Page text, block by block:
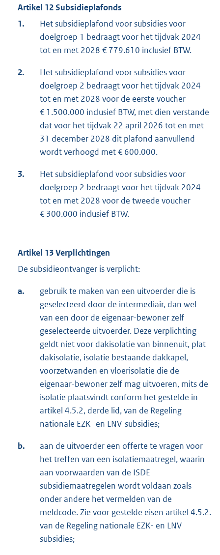
Artikel 12 Subsidieplafonds
1.
Het subsidieplafond voor subsidies voor
doelgroep 1 bedraagt voor het tijdvak 2024
tot en met 2028 € 779.610 inclusief BTW.
2.
Het subsidieplafond voor subsidies voor
doelgroep 2 bedraagt voor het tijdvak 2024
tot en met 2028 voor de eerste voucher
€ 1.500.000 inclusief BTW, met dien verstande
dat voor het tijdvak 22 april 2026 tot en met
31 december 2028 dit plafond aanvullend
wordt verhoogd met € 600.000.
3.
Het subsidieplafond voor subsidies voor
doelgroep 2 bedraagt voor het tijdvak 2024
tot en met 2028 voor de tweede voucher
€ 300.000 inclusief BTW.
Artikel 13 Verplichtingen
De subsidieontvanger is verplicht:
a.
gebruik te maken van een uitvoerder die is
geselecteerd door de intermediair, dan wel
van een door de eigenaar-bewoner zelf
geselecteerde uitvoerder. Deze verplichting
geldt niet voor dakisolatie van binnenuit, plat
dakisolatie, isolatie bestaande dakkapel,
voorzetwanden en vloerisolatie die de
eigenaar-bewoner zelf mag uitvoeren, mits de
isolatie plaatsvindt conform het gestelde in
artikel 4.5.2, derde lid, van de Regeling
nationale EZK- en LNV-subsidies;
b.
aan de uitvoerder een offerte te vragen voor
het treffen van een isolatiemaatregel, waarin
aan voorwaarden van de ISDE
subsidiemaatregelen wordt voldaan zoals
onder andere het vermelden van de
meldcode. Zie voor gestelde eisen artikel 4.5.2.
van de Regeling nationale EZK- en LNV
subsidies;